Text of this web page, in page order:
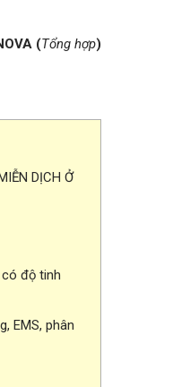
(Tổng hợp)
DỊCH Ở
độ tinh
EMS, phân